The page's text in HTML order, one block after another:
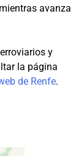
avanza
y
la página
de Renfe.